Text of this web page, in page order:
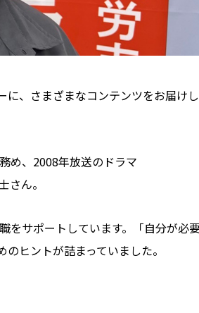
に、さまざまなコンテンツをお届け
め、2008年放送のドラマ
さん。
をサポートしています。「自分が必
ヒントが詰まっていました。